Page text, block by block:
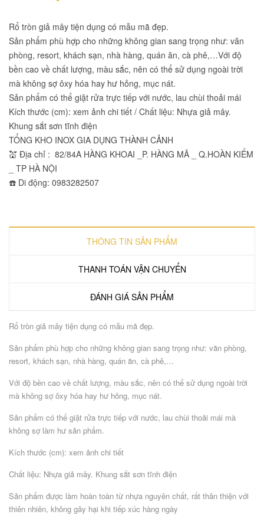
Rổ tròn giả mây tiện dụng có mẫu mã đẹp.
Sản phẩm phù hợp cho những không gian sang trọng như: văn
phòng, resort, khách sạn, nhà hàng, quán ăn, cà phê,…Với độ
bền cao về chất lượng, màu sắc, nên có thể sử dụng ngoài trời
mà không sợ ôxy hóa hay hư hỏng, mục nát.
Sản phẩm có thể giặt rửa trực tiếp với nước, lau chùi thoải mái
Kích thước (cm): xem ảnh chi tiết / Chất liệu: Nhựa giả mây.
Khung sắt sơn tĩnh điện
TỔNG KHO INOX GIA DỤNG THÀNH CẢNH
💒 Địa chỉ : 82/84A HÀNG KHOAI _P. HÀNG MÃ _ Q.HOÀN KIẾM
_ TP HÀ NỘI
☎️ Di động: 0983282507
THÔNG TIN SẢN PHẨM
THANH TOÁN VẬN CHUYỂN
ĐÁNH GIÁ SẢN PHẨM
Rổ tròn giả mây tiện dụng có mẫu mã đẹp.
Sản phẩm phù hợp cho những không gian sang trọng như: văn phòng,
resort, khách sạn, nhà hàng, quán ăn, cà phê,…
Với độ bền cao về chất lượng, màu sắc, nên có thể sử dụng ngoài trời
mà không sợ ôxy hóa hay hư hỏng, mục nát.
Sản phẩm có thể giặt rửa trực tiếp với nước, lau chùi thoải mái mà
không sợ làm hư sản phẩm.
Kích thước (cm): xem ảnh chi tiết
Chất liệu: Nhựa giả mây. Khung sắt sơn tĩnh điện
Sản phẩm được làm hoàn toàn từ nhựa nguyên chất, rất thân thiện với
thiên nhiên, không gây hại khi tiếp xúc hàng ngày